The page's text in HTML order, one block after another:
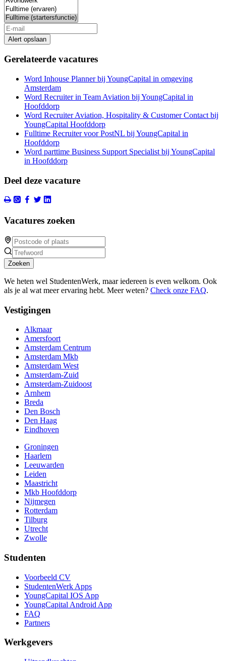
Alert opslaan
Gerelateerde vacatures
Word Inhouse Planner bij YoungCapital in omgeving
Amsterdam
Word Recruiter in Team Aviation bij YoungCapital in
Hoofddorp
Word Recruiter Aviation, Hospitality & Customer Contact bij
YoungCapital Hoofddorp
Fulltime Recruiter voor PostNL bij YoungCapital in
Hoofddorp
Word parttime Business Support Specialist bij YoungCapital
in Hoofddorp
Deel deze vacature
Vacatures zoeken
Zoeken
We heten wel StudentenWerk, maar iedereen is even welkom. Ook
als je al wat meer ervaring hebt. Meer weten? Check onze FAQ.
Vestigingen
Alkmaar
Amersfoort
Amsterdam Centrum
Amsterdam Mkb
Amsterdam West
Amsterdam-Zuid
Amsterdam-Zuidoost
Arnhem
Breda
Den Bosch
Den Haag
Eindhoven
Groningen
Haarlem
Leeuwarden
Leiden
Maastricht
Mkb Hoofddorp
Nijmegen
Rotterdam
Tilburg
Utrecht
Zwolle
Studenten
Voorbeeld CV
StudentenWerk Apps
YoungCapital IOS App
YoungCapital Android App
FAQ
Partners
Werkgevers